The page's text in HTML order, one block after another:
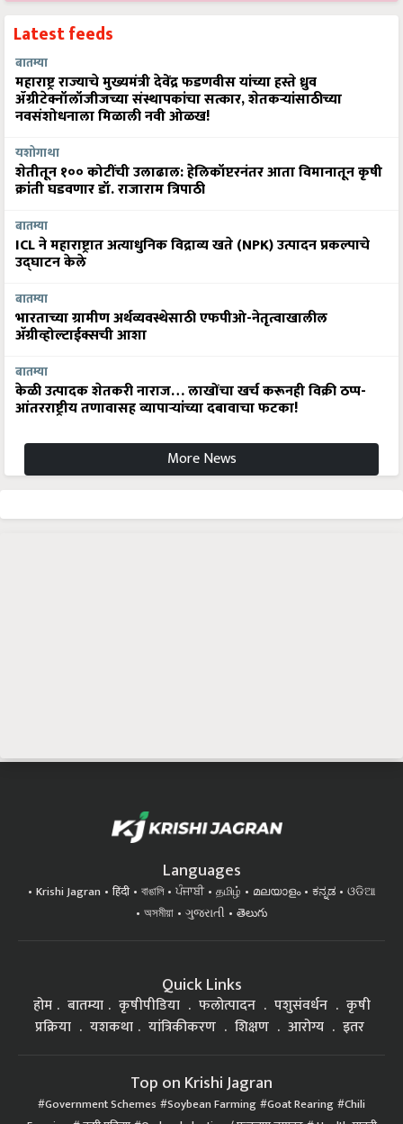
Latest feeds
बातम्या
महाराष्ट्र राज्याचे मुख्यमंत्री देवेंद्र फडणवीस यांच्या हस्ते ध्रुव
ॲग्रीटेक्नॉलॉजीजच्या संस्थापकांचा सत्कार, शेतकऱ्यांसाठीच्या
नवसंशोधनाला मिळाली नवी ओळख!
यशोगाथा
शेतीतून १०० कोटींची उलाढाल: हेलिकॉप्टरनंतर आता विमानातून कृषी
क्रांती घडवणार डॉ. राजाराम त्रिपाठी
बातम्या
ICL ने महाराष्ट्रात अत्याधुनिक विद्राव्य खते (NPK) उत्पादन प्रकल्पाचे
उद्घाटन केले
बातम्या
भारताच्या ग्रामीण अर्थव्यवस्थेसाठी एफपीओ-नेतृत्वाखालील
अ‍ॅग्रीव्होल्टाईक्सची आशा
बातम्या
केळी उत्पादक शेतकरी नाराज… लाखोंचा खर्च करूनही विक्री ठप्प-
आंतरराष्ट्रीय तणावासह व्यापाऱ्यांच्या दबावाचा फटका!
More News
Languages
Krishi Jagran हिंदी বাঙালি ਪੰਜਾਬੀ தமிழ் മലയാളം ಕನ್ನಡ
ଓଡିଆ
অসমীয়া
ગુજરાતી తెలుగు
Quick Links
होम बातम्या कृषीपीडिया फलोत्पादन पशुसंवर्धन
कृषी
प्रक्रिया
यशकथा यांत्रिकीकरण शिक्षण आरोग्य इतर
Top on Krishi Jagran
Government Schemes Soybean Farming Goat Rearing Chili